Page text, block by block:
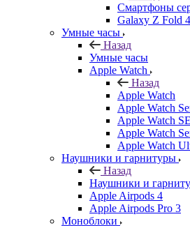
Смартфоны
Galaxy Z Fold 4
Умные часы
Назад
Умные часы
Apple Watch
Назад
Apple Watch
Apple Watch
Apple Watch
Apple Watch
Apple Watch
Наушники и гарнитуры
Назад
Наушники и
Apple Airpods 4
Apple Airpods Pro 3
Моноблоки